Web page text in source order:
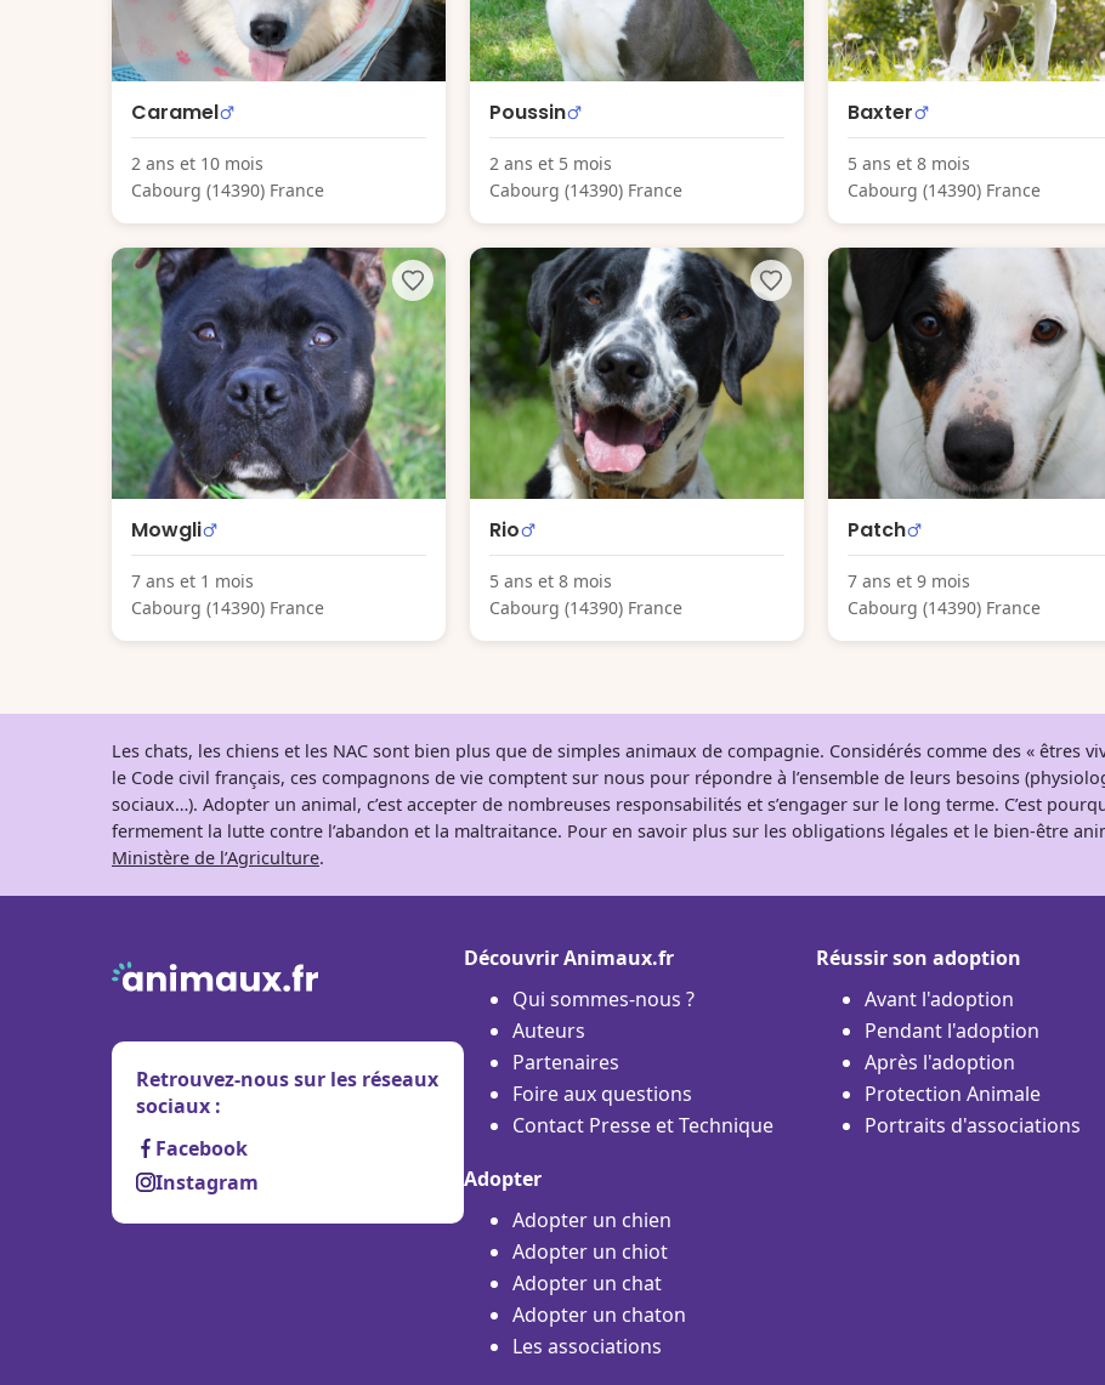
Caramel
2 ans et 10 mois
Cabourg (14390) France
Poussin
2 ans et 5 mois
Cabourg (14390) France
Baxter
5 ans et 8 mois
Cabourg (14390) France
Mowgli
7 ans et 1 mois
Cabourg (14390) France
Rio
5 ans et 8 mois
Cabourg (14390) France
Patch
7 ans et 9 mois
Cabourg (14390) France
Les chats, les chiens et les NAC sont bien plus que de simples animaux de compagnie. Considérés comme des « êtres
le Code civil français, ces compagnons de vie comptent sur nous pour répondre à l’ensemble de leurs besoins
sociaux…). Adopter un animal, c’est accepter de nombreuses responsabilités et s’engager sur le long terme. C’est
fermement la lutte contre l’abandon et la maltraitance. Pour en savoir plus sur les obligations légales et le bien-être
Ministère de l’Agriculture.
Retrouvez-nous sur les réseaux
sociaux :
Facebook
Instagram
Découvrir Animaux.fr
Qui sommes-nous ?
Auteurs
Partenaires
Foire aux questions
Contact Presse et Technique
Adopter
Adopter un chien
Adopter un chiot
Adopter un chat
Adopter un chaton
Les associations
Réussir son adoption
Avant l'adoption
Pendant l'adoption
Après l'adoption
Protection Animale
Portraits d'associations